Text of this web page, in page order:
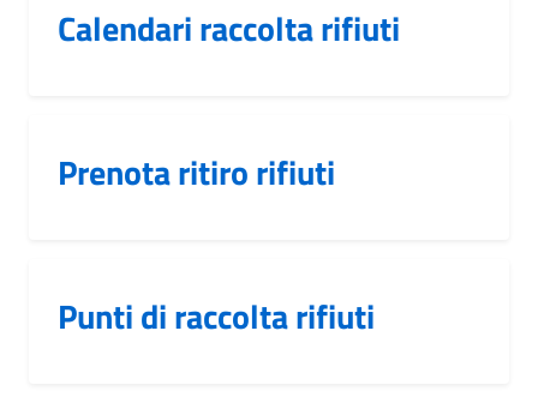
Calendari raccolta rifiuti
Prenota ritiro rifiuti
Punti di raccolta rifiuti